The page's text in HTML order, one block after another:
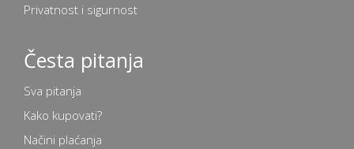
Privatnost i sigurnost
Česta pitanja
Sva pitanja
Kako kupovati?
Načini plaćanja